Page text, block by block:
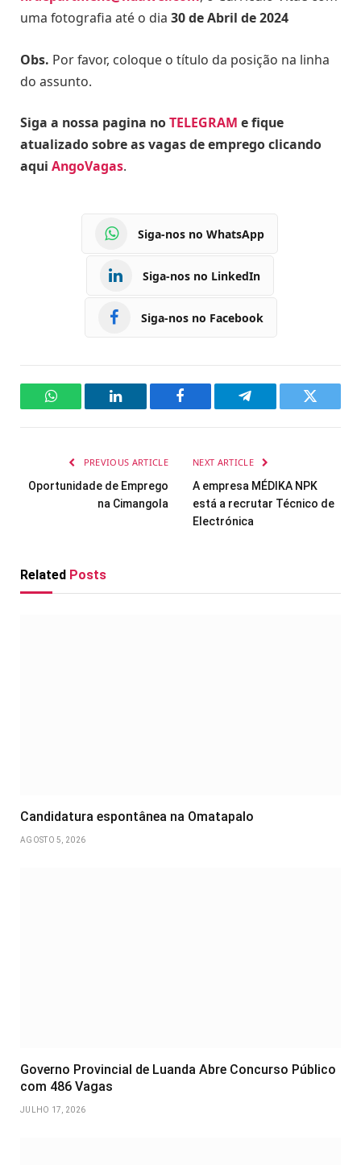
uma fotografia até o dia 30 de Abril de 2024
Obs. Por favor, coloque o título da posição na linha
do assunto.
Siga a nossa pagina noTELEGRAM e fique
atualizado sobre as vagas de emprego clicando
aqui AngoVagas.
Siga-nos no WhatsApp
Siga-nos no LinkedIn
Siga-nos no Facebook
WhatsAppLinkedIn Facebook Telegram Twitter
PREVIOUS ARTICLE
Oportunidade de Emprego
na Cimangola
NEXT ARTICLE
A empresa MÉDIKA NPK
está a recrutar Técnico de
Electrónica
Related Posts
Candidatura espontânea na Omatapalo
AGOSTO 5, 2026
Governo Provincial de Luanda Abre Concurso Público
com 486 Vagas
JULHO 17, 2026